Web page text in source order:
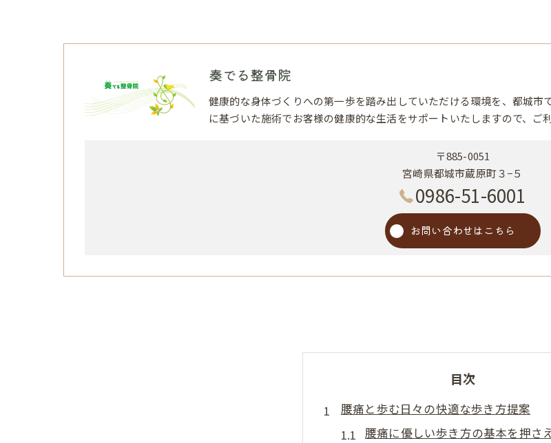
奏でる整骨院
健康的な身体づくりへの第一歩を踏み出していただける環境を、都城
に基づいた施術でお客様の健康的な生活をサポートいたしますので、ご
〒885-0051
宮崎県都城市蔵原町３−５
0986-51-6001
お問い合わせはこちら
目次
腰痛と歩む日々の快適な歩き方提案
腰痛に優しい歩き方の基本を押さ